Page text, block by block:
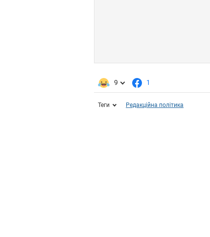
9 1
Теги Редакційна політика